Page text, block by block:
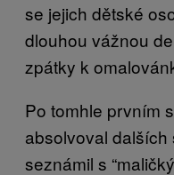
se jejich dětské
dlouhou vážnou
zpátky k
Po tomhle prvním
absolvoval
seznámil s